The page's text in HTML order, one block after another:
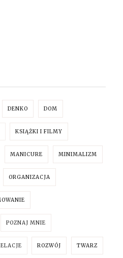
DENKO DOM
KSIĄŻKI I FILMY
MANICURE MINIMALIZM
ORGANIZACJA
POZNAJ MNIE
ROZWÓJ TWARZ